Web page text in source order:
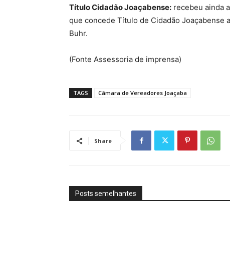
Título Cidadão Joaçabense: recebeu ainda
que concede Título de Cidadão Joaçabense
Buhr.
(Fonte Assessoria de imprensa)
TAGS Câmara de Vereadores Joaçaba
Share
Posts semelhantes